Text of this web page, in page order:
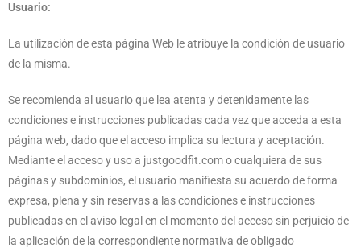
Usuario:
La utilización de esta página Web le atribuye la condición de usuario
de la misma.
Se recomienda al usuario que lea atenta y detenidamente las
condiciones e instrucciones publicadas cada vez que acceda a esta
página web, dado que el acceso implica su lectura y aceptación.
Mediante el acceso y uso a justgoodfit.com o cualquiera de sus
páginas y subdominios, el usuario manifiesta su acuerdo de forma
expresa, plena y sin reservas a las condiciones e instrucciones
publicadas en el aviso legal en el momento del acceso sin perjuicio de
la aplicación de la correspondiente normativa de obligado